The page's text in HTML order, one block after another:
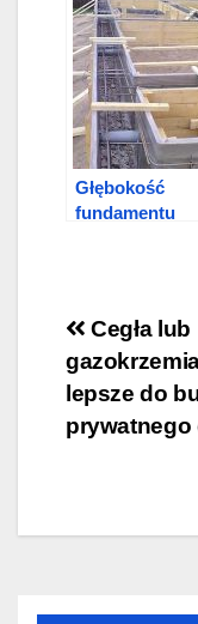
Głębokość
fundamentu
wpisu
Cegła lub
lepsze do
prywatnego